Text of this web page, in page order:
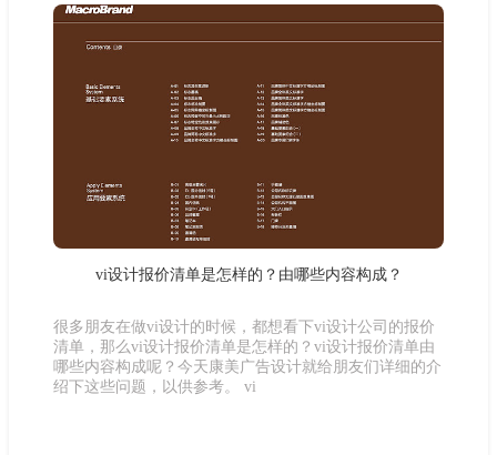
vi设计报价清单是怎样的？由哪些内容构成？
很多朋友在做vi设计的时候，都想看下vi设计公司的报价
清单，那么vi设计报价清单是怎样的？vi设计报价清单由
哪些内容构成呢？今天康美广告设计就给朋友们详细的介
绍下这些问题，以供参考。 vi